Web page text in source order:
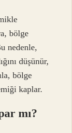
bölge
nedenle,
düşünür,
bölge
kaplar.
mı?